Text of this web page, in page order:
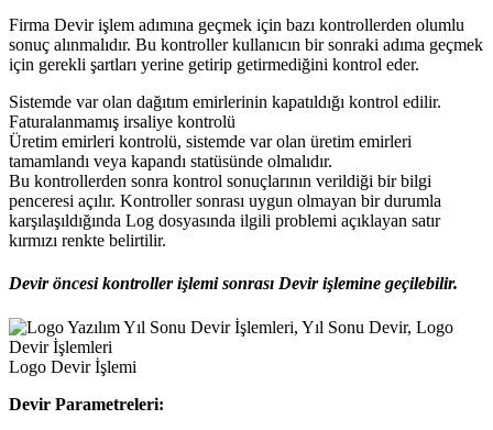
Firma Devir işlem adımına geçmek için bazı kontrollerden olumlu
sonuç alınmalıdır. Bu kontroller kullanıcın bir sonraki adıma geçmek
için gerekli şartları yerine getirip getirmediğini kontrol eder.
Sistemde var olan dağıtım emirlerinin kapatıldığı kontrol edilir.
Faturalanmamış irsaliye kontrolü
Üretim emirleri kontrolü, sistemde var olan üretim emirleri
tamamlandı veya kapandı statüsünde olmalıdır.
Bu kontrollerden sonra kontrol sonuçlarının verildiği bir bilgi
penceresi açılır. Kontroller sonrası uygun olmayan bir durumla
karşılaşıldığında Log dosyasında ilgili problemi açıklayan satır
kırmızı renkte belirtilir.
Devir öncesi kontroller işlemi sonrası Devir işlemine geçilebilir.
Logo Devir İşlemi
Devir Parametreleri: